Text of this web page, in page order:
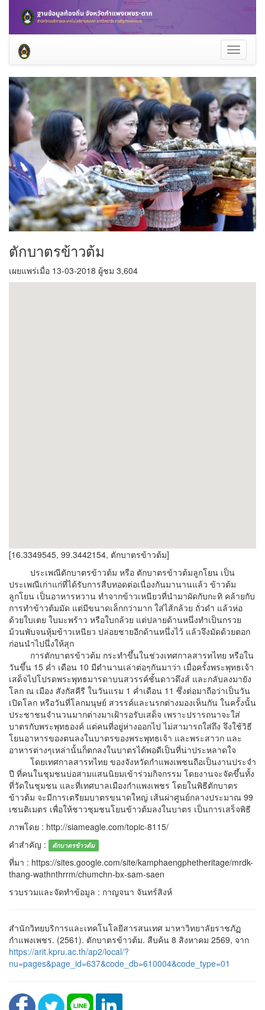
Toggle
ตักบาตรข้าวต้ม
เผยแพร่เมื่อ 13-03-2018 ผู้ชม 3,604
[16.3349545, 99.3442154, ตักบาตรข้าวต้ม]
ประเพณีตักบาตรข้าวต้ม หรือ ตักบาตรข้าวต้มลูกโยน เป็น
ประเพณีเก่าแก่ที่ได้รับการสืบทอดต่อเนื่องกันมานานแล้ว ข้าวต้ม
ลูกโยน เป็นอาหารหวาน ทำจากข้าวเหนียวที่นำมาผัดกับกะทิ คล้ายกับ
การทำข้าวต้มมัด แต่มีขนาดเล็กกว่ามาก ใส่ไส้กล้วย ถั่วดำ แล้วห่อ
ด้วยใบเตย ใบมะพร้าว หรือใบกล้วย แต่ปลายด้านหนึ่งทำเป็นกรวย
ม้วนพับจนหุ้มข้าวเหนียว ปล่อยชายอีกด้านหนึ่งไว้ แล้วจึงมัดด้วยตอก
ก่อนนำไปนึ่งให้สุก
การตักบาตรข้าวต้ม กระทำขึ้นในช่วงเทศกาลสารทไทย หรือใน
วันขึ้น 15 ค่ำ เดือน 10 มีตำนานเล่าต่อๆกันมาว่า เมื่อครั้งพระพุทธเจ้า
เสด็จไปโปรดพระพุทธมารดาบนสวรรค์ชั้นดาวดึงส์ และกลับลงมายัง
โลก ณ เมือง สังกัสคีรี ในวันแรม 1 ค่ำเดือน 11 ซึ่งต่อมาถือว่าเป็นวัน
เปิดโลก หรือวันที่โลกมนุษย์ สวรรค์และนรกต่างมองเห็นกัน ในครั้งนั้น
ประชาชนจำนวนมากต่างมาเฝ้ารอรับเสด็จ เพราะปรารถนาจะใส่
บาตรกับพระพุทธองค์ แต่คนที่อยู่ห่างออกไป ไม่สามารถใส่ถึง จึงใช้วิธี
โยนอาหารของตนลงในบาตรของพระพุทธเจ้า และพระสาวก และ
อาหารต่างๆเหล่านั้นก็ตกลงในบาตรได้พอดีเป็นที่น่าประหลาดใจ
โดยเทศกาลสารทไทย ของจังหวัดกำแพงเพชนถือเป็นงานประจำ
ปี ที่คนในชุมชนบ่อสามแสนนิยมเข้าร่วมกิจกรรม โดยงานจะจัดขึ้นทั้ง
ที่วัดในชุมชน และที่เทศบาลเมืองกำแพงเพชร โดยในพิธีตักบาตร
ข้าวต้ม จะมีการเตรียมบาตรขนาดใหญ่ เส้นผ่าศูนย์กลางประมาณ 99
เซนติเมตร เพื่อให้ชาวชุมชนโยนข้าวต้มลงในบาตร เป็นการเสร็จพิธี
ภาพโดย : http://siameagle.com/topic-8115/
คำสำคัญ :
ตักบาตรข้าวต้ม
ที่มา : https://sites.google.com/site/kamphaengphetheritage/mrdk-
thang-wathnthrrm/chumchn-bx-sam-saen
รวบรวมและจัดทำข้อมูล : กาญจนา จันทร์สิงห์
สำนักวิทยบริการและเทคโนโลยีสารสนเทศ มาหาวิทยาลัยราชภัฏ
กำแพงเพชร. (2561). ตักบาตรข้าวต้ม. สืบค้น 8 สิงหาคม 2569, จาก
https://arit.kpru.ac.th/ap2/local/?
nu=pages&page_id=637&code_db=610004&code_type=01